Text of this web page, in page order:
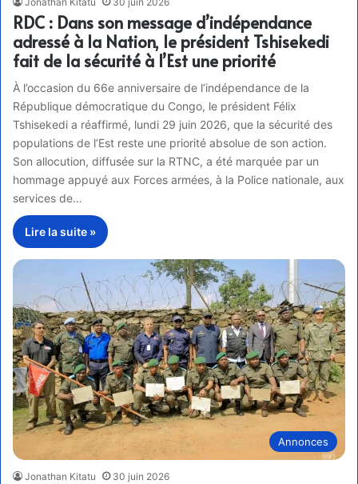
RDC : Dans son message d’indépendance
adressé à la Nation, le président Tshisekedi
fait de la sécurité à l’Est une priorité
À l’occasion du 66e anniversaire de l’indépendance de la
République démocratique du Congo, le président Félix
Tshisekedi a réaffirmé, lundi 29 juin 2026, que la sécurité des
populations de l’Est reste une priorité absolue de son action.
Son allocution, diffusée sur la RTNC, a été marquée par un
hommage appuyé aux Forces armées, à la Police nationale, aux
services de…
Lire la suite »
Annonces
Jonathan Kitatu 30 juin 2026